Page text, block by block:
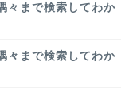
々まで検索してわか
々まで検索してわか